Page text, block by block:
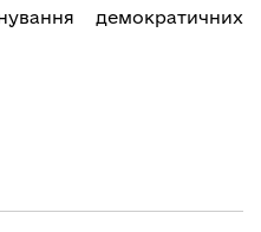
демократичних